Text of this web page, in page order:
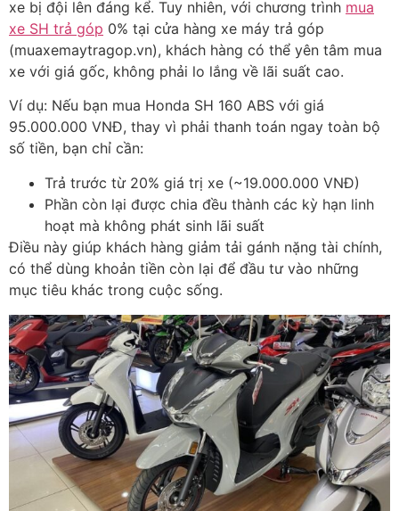
xe bị đội lên đáng kể. Tuy nhiên, với chương trình mua
xe SH trả góp 0% tại cửa hàng xe máy trả góp
(muaxemaytragop.vn), khách hàng có thể yên tâm mua
xe với giá gốc, không phải lo lắng về lãi suất cao.
Ví dụ: Nếu bạn mua Honda SH 160 ABS với giá
95.000.000 VNĐ, thay vì phải thanh toán ngay toàn bộ
số tiền, bạn chỉ cần:
Trả trước từ 20% giá trị xe (~19.000.000 VNĐ)
Phần còn lại được chia đều thành các kỳ hạn linh
hoạt mà không phát sinh lãi suất
Điều này giúp khách hàng giảm tải gánh nặng tài chính,
có thể dùng khoản tiền còn lại để đầu tư vào những
mục tiêu khác trong cuộc sống.